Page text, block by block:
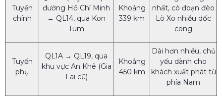
Tuyến
chính
đường Hồ Chí Minh
→ QL14, qua Kon
Tum
Khoảng
339 km
nhất, có đoạn đèo
Lò Xo nhiều dốc
cong
Tuyến
phụ
QL1A → QL19, qua
khu vực An Khê (Gia
Lai cũ)
Khoảng
450 km
Dài hơn nhiều, chủ
yếu dành cho
khách xuất phát từ
phía Nam